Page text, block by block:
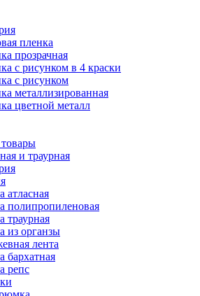
пленка
прозрачная
с рисунком в 4 краски
с рисунком
металлизированная
цветной металл
и траурная
атласная
полипропиленовая
траурная
из органзы
лента
бархатная
репс